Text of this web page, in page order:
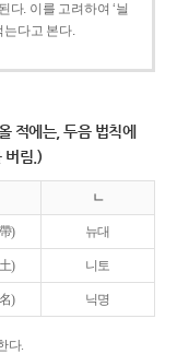
다. 이를 고려하여 ‘늴
는다고 본다.
적에는, 두음 법칙에
버림.)
ㄴ
) 뉴대
) 니토
) 닉명
다.